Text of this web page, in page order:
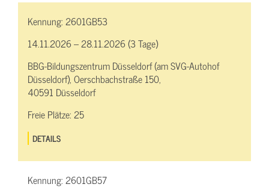
Kennung:2601GB53
14.11.2026 – 28.11.2026 (3 Tage)
BBG-Bildungszentrum Düsseldorf (am SVG-Autohof
Düsseldorf), Oerschbachstraße 150,
40591 Düsseldorf
Freie Plätze:25
DETAILS
Kennung:2601GB57